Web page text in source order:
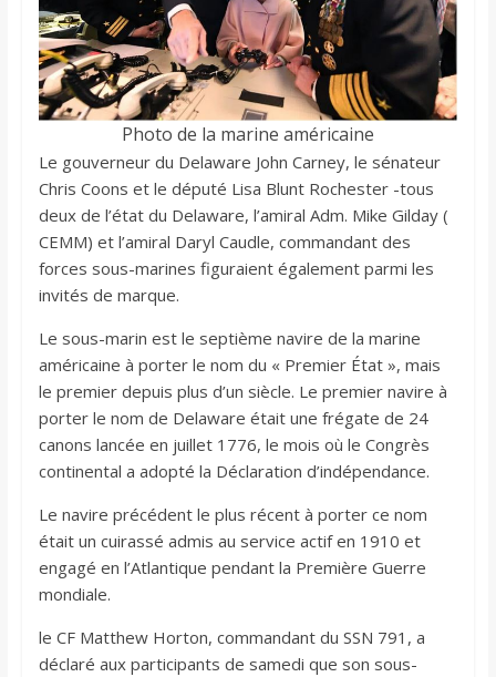
Photo de la marine américaine
Le gouverneur du Delaware John Carney, le sénateur
Chris Coons et le député Lisa Blunt Rochester -tous
deux de l’état du Delaware, l’amiral Adm. Mike Gilday (
CEMM) et l’amiral Daryl Caudle, commandant des
forces sous-marines figuraient également parmi les
invités de marque.
Le sous-marin est le septième navire de la marine
américaine à porter le nom du « Premier État », mais
le premier depuis plus d’un siècle. Le premier navire à
porter le nom de Delaware était une frégate de 24
canons lancée en juillet 1776, le mois où le Congrès
continental a adopté la Déclaration d’indépendance.
Le navire précédent le plus récent à porter ce nom
était un cuirassé admis au service actif en 1910 et
engagé en l’Atlantique pendant la Première Guerre
mondiale.
le CF Matthew Horton, commandant du SSN 791, a
déclaré aux participants de samedi que son sous-